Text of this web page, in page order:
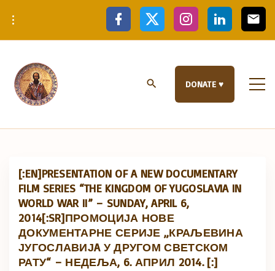
i
f
c
e
x i
s
t
r
m
l
n
k
i
e
a
i
DONATE ♥
[:EN]PRESENTATION OF A NEW DOCUMENTARY
FILM SERIES “THE KINGDOM OF YUGOSLAVIA IN
WORLD WAR II” – SUNDAY, APRIL 6,
2014[:SR]ПРОМОЦИЈА НОВЕ
ДОКУМЕНТАРНЕ СЕРИЈЕ „КРАЉЕВИНА
ЈУГОСЛАВИЈA У ДРУГОМ СВЕТСКОМ
РАТУ“ – НЕДЕЉА, 6. АПРИЛ 2014. [:]